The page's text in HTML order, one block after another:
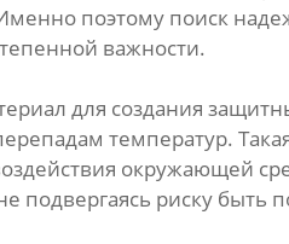
поэтому поиск
важности.
для создания
температур.
окружающей
подвергаясь риску